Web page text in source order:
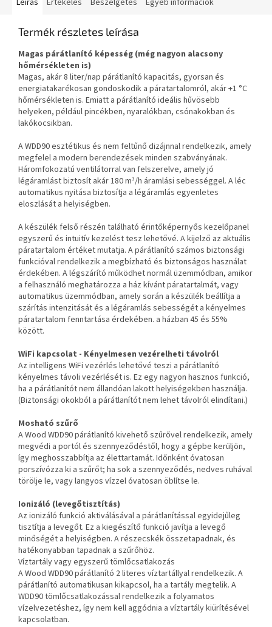
Leírás Értékelés Beszélgetés Egyéb információk
Termék részletes leírása
Magas párátlanító képesség (még nagyon alacsony
hőmérsékleten is)
Magas, akár 8 liter/nap párátlanító kapacitás, gyorsan és
energiatakarékosan gondoskodik a páratartalomról, akár +1 °C
hőmérsékleten is. Emiatt a párátlanító ideális hűvösebb
helyeken, például pincékben, nyaralókban, csónakokban és
lakókocsikban.
A WDD90 esztétikus és nem feltűnő dizájnnal rendelkezik, amely
megfelel a modern berendezések minden szabványának.
Háromfokozatú ventilátorral van felszerelve, amely jó
légáramlást biztosít akár 180 m³/h áramlási sebességgel. A léc
automatikus nyitása biztosítja a légáramlás egyenletes
eloszlását a helyiségben.
A készülék felső részén található érintőképernyős kezelőpanel
egyszerű és intuitív kezelést tesz lehetővé. A kijelző az aktuális
páratartalom értéket mutatja. A párátlanító számos biztonsági
funkcióval rendelkezik a megbízható és biztonságos használat
érdekében. A légszárító működhet normál üzemmódban, amikor
a felhasználó meghatározza a ház kívánt páratartalmát, vagy
automatikus üzemmódban, amely során a készülék beállítja a
szárítás intenzitását és a légáramlás sebességét a kényelmes
páratartalom fenntartása érdekében. a házban 45 és 55%
között.
WiFi kapcsolat - Kényelmesen vezérelheti távolról
Az intelligens WiFi vezérlés lehetővé teszi a párátlanító
kényelmes távoli vezérlését is. Ez egy nagyon hasznos funkció,
ha a párátlanítót nem állandóan lakott helyiségekben használja.
(Biztonsági okokból a párátlanítót nem lehet távolról elindítani.)
Mosható szűrő
A Wood WDD90 párátlanító kivehető szűrővel rendelkezik, amely
megvédi a portól és szennyeződéstől, hogy a gépbe kerüljön,
így meghosszabbítja az élettartamát. Időnként óvatosan
porszívózza ki a szűrőt; ha sok a szennyeződés, nedves ruhával
törölje le, vagy langyos vízzel óvatosan öblítse le.
Ionizáló (levegőtisztítás)
Az ionizáló funkció aktiválásával a párátlanítással egyidejűleg
tisztítja a levegőt. Ez a kiegészítő funkció javítja a levegő
minőségét a helyiségben. A részecskék összetapadnak, és
hatékonyabban tapadnak a szűrőhöz.
Víztartály vagy egyszerű tömlőcsatlakozás
A Wood WDD90 párátlanító 2 literes víztartállyal rendelkezik. A
párátlanító automatikusan kikapcsol, ha a tartály megtelik. A
WDD90 tömlőcsatlakozással rendelkezik a folyamatos
vízelvezetéshez, így nem kell aggódnia a víztartály kiürítésével
kapcsolatban.